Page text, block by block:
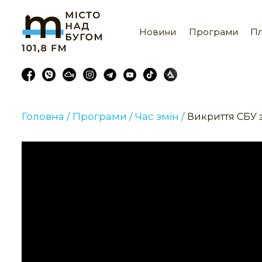
Новини Програми
Головна / Програми / Час змін / Викриття СБУ